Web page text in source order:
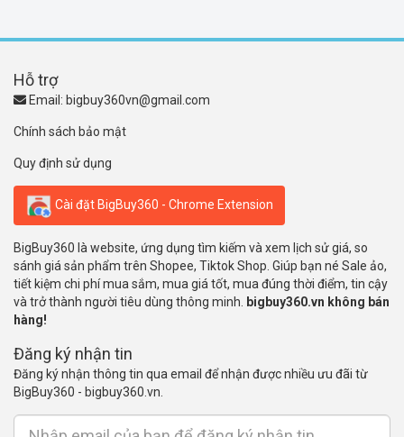
Hỗ trợ
Email: bigbuy360vn@gmail.com
Chính sách bảo mật
Quy định sử dụng
Cài đặt BigBuy360 - Chrome Extension
BigBuy360 là website, ứng dụng tìm kiếm và xem lịch sử giá, so
sánh giá sản phẩm trên Shopee, Tiktok Shop. Giúp bạn né Sale ảo,
tiết kiệm chi phí mua sắm, mua giá tốt, mua đúng thời điểm, tin cậy
và trở thành người tiêu dùng thông minh.
bigbuy360.vn không bán
hàng!
Đăng ký nhận tin
Đăng ký nhận thông tin qua email để nhận được nhiều ưu đãi từ
BigBuy360 - bigbuy360.vn.